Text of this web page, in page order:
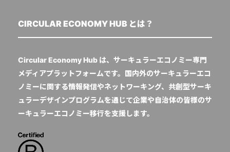
CIRCULAR ECONOMY HUB とは？
Circular Economy Hub は、サーキュラーエコノミー専門
メディアプラットフォームです。国内外のサーキュラーエコ
ノミーに関する情報発信やネットワーキング、共創型サーキ
ュラーデザインプログラムを通じて企業や自治体の皆様のサ
ーキュラーエコノミー移行を支援します。